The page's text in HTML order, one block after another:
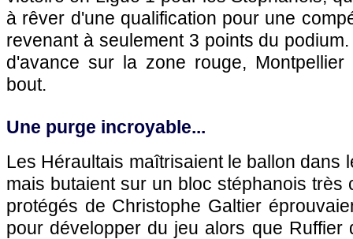
à rêver d'une qualification pour une
revenant à seulement 3 points du
d'avance sur la zone rouge,
bout.
Une purge incroyable...
Les Héraultais maîtrisaient le ballon dans
mais butaient sur un bloc stéphanois très
protégés de Christophe Galtier
pour développer du jeu alors que Ruffier